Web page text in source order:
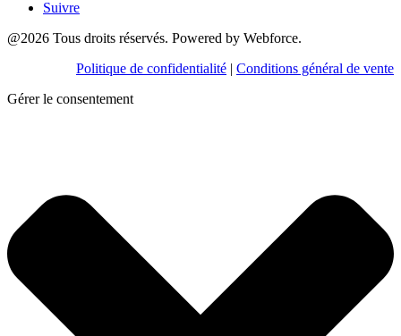
Suivre
@2026 Tous droits réservés. Powered by Webforce.
Politique de confidentialité | Conditions général de vente
Gérer le consentement